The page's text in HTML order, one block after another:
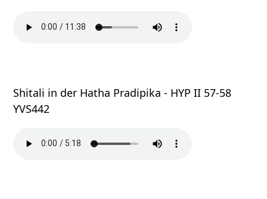
Shitali in der Hatha Pradipika - HYP II 57-58
YVS442